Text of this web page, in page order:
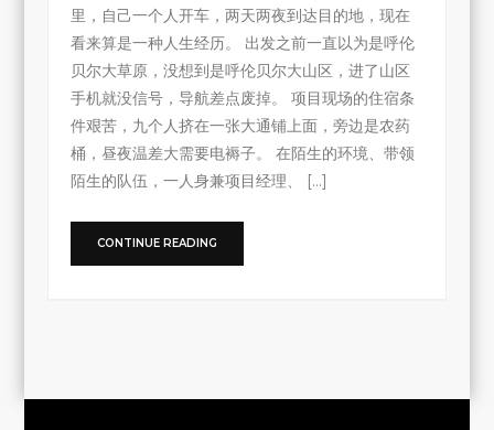
里，自己一个人开车，两天两夜到达目的地，现在
看来算是一种人生经历。 出发之前一直以为是呼伦
贝尔大草原，没想到是呼伦贝尔大山区，进了山区
手机就没信号，导航差点废掉。 项目现场的住宿条
件艰苦，九个人挤在一张大通铺上面，旁边是农药
桶，昼夜温差大需要电褥子。 在陌生的环境、带领
陌生的队伍，一人身兼项目经理、 […]
CONTINUE READING